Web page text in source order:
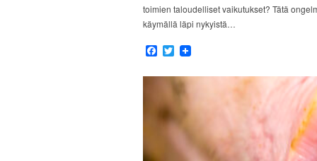
toimien taloudelliset vaikutukset? Tätä
käymällä läpi nykyistä…
Facebook
Twitter